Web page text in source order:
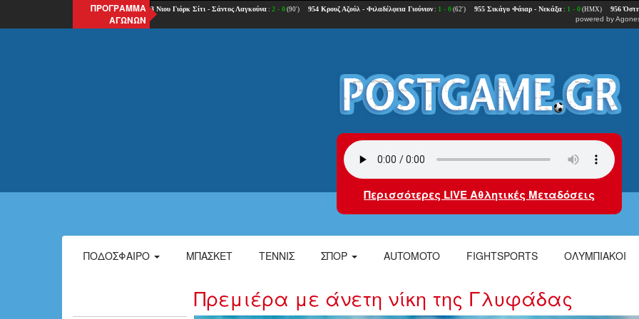
ΠΡΟΓΡΑΜΜΑ
ΑΓΩΝΩΝ
powered by
Περισσότερες LIVE Αθλητικές Μεταδόσεις
ΠΟΔΌΣΦΑΙΡΟ ΜΠΆΣΚΕΤ ΤΈΝΝΙΣ ΣΠΟΡ AUTOMOTO FIGHTSPORTS ΟΛΥΜΠΙΑΚΟΙ
Πρεμιέρα με άνετη νίκη της Γλυφάδας